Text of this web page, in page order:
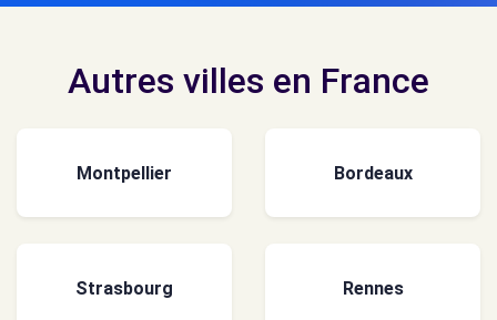
Autres villes en France
Montpellier Bordeaux
Strasbourg Rennes